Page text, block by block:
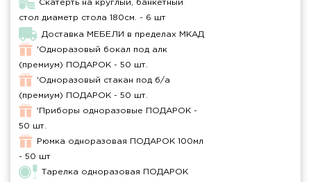
Скатерть на круглый, банкетный
стол диаметр стола 180см. - 6 шт
Доставка МЕБЕЛИ в пределах МКАД
'Одноразовый бокал под алк
(премиум) ПОДАРОК - 50 шт.
'Одноразовый стакан под б/а
(премиум) ПОДАРОК - 50 шт.
'Приборы одноразовые ПОДАРОК -
50 шт.
Рюмка одноразовая ПОДАРОК 100мл
- 50 шт
Тарелка одноразовая ПОДАРОК